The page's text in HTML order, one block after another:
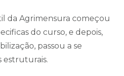
da Agrimensura começou
do curso, e depois,
passou a se
estruturais.